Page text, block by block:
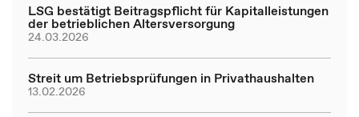
LSG bestätigt Beitragspflicht für Kapitalleistungen
der betrieblichen Altersversorgung
24.03.2026
Streit um Betriebsprüfungen in Privathaushalten
13.02.2026